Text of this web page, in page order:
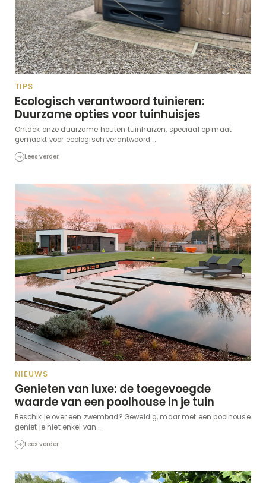
TIPS
Ecologisch verantwoord tuinieren:
Duurzame opties voor tuinhuisjes
Ontdek onze duurzame houten tuinhuizen, speciaal op maat
gemaakt voor ecologisch verantwoord ...
Lees verder
NIEUWS
Genieten van luxe: de toegevoegde
waarde van een poolhouse in je tuin
Beschik je over een zwembad? Geweldig, maar met een poolhouse
geniet je niet enkel van ...
Lees verder